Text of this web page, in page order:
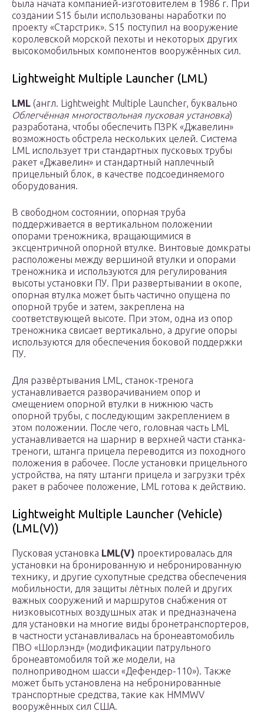
была начата компанией-изготовителем в 1986 г. При
создании S15 были использованы наработки по
проекту «Старстрик». S15 поступил на вооружение
королевской морской пехоты и некоторых других
высокомобильных компонентов вооружённых сил.
Lightweight Multiple Launcher (LML)
LML (англ. Lightweight Multiple Launcher, буквально
Облегчённая многоствольная пусковая установка)
разработана, чтобы обеспечить ПЗРК «Джавелин»
возможность обстрела нескольких целей. Система
LML использует три стандартных пусковых трубы
ракет «Джавелин» и стандартный наплечный
прицельный блок, в качестве подсоединяемого
оборудования.
В свободном состоянии, опорная труба
поддерживается в вертикальном положении
опорами треножника, вращающимися в
эксцентричной опорной втулке. Винтовые домкраты
расположены между вершиной втулки и опорами
треножника и используются для регулирования
высоты установки ПУ. При развертывании в окопе,
опорная втулка может быть частично опущена по
опорной трубе и затем, закреплена на
соответствующей высоте. При этом, одна из опор
треножника свисает вертикально, а другие опоры
используются для обеспечения боковой поддержки
ПУ.
Для развёртывания LML, станок-тренога
устанавливается разворачиванием опор и
смещением опорной втулки в нижнюю часть
опорной трубы, с последующим закреплением в
этом положении. После чего, головная часть LML
устанавливается на шарнир в верхней части станка-
треноги, штанга прицела переводится из походного
положения в рабочее. После установки прицельного
устройства, на пяту штанги прицела и загрузки трёх
ракет в рабочее положение, LML готова к действию.
Lightweight Multiple Launcher (Vehicle)
(LML(V))
Пусковая установка LML(V) проектировалась для
установки на бронированную и небронированную
технику, и другие сухопутные средства обеспечения
мобильности, для защиты лётных полей и других
важных сооружений и маршрутов снабжения от
низковысотных воздушных атак и предназначена
для установки на многие виды бронетранспортеров,
в частности устанавливалась на бронеавтомобиль
ПВО «Шорлэнд» (модификации патрульного
бронеавтомобиля той же модели, на
полноприводном шасси «Дефендер-110»). Также
может быть установлена на небронированные
транспортные средства, такие как HMMWV
вооружённых сил США.